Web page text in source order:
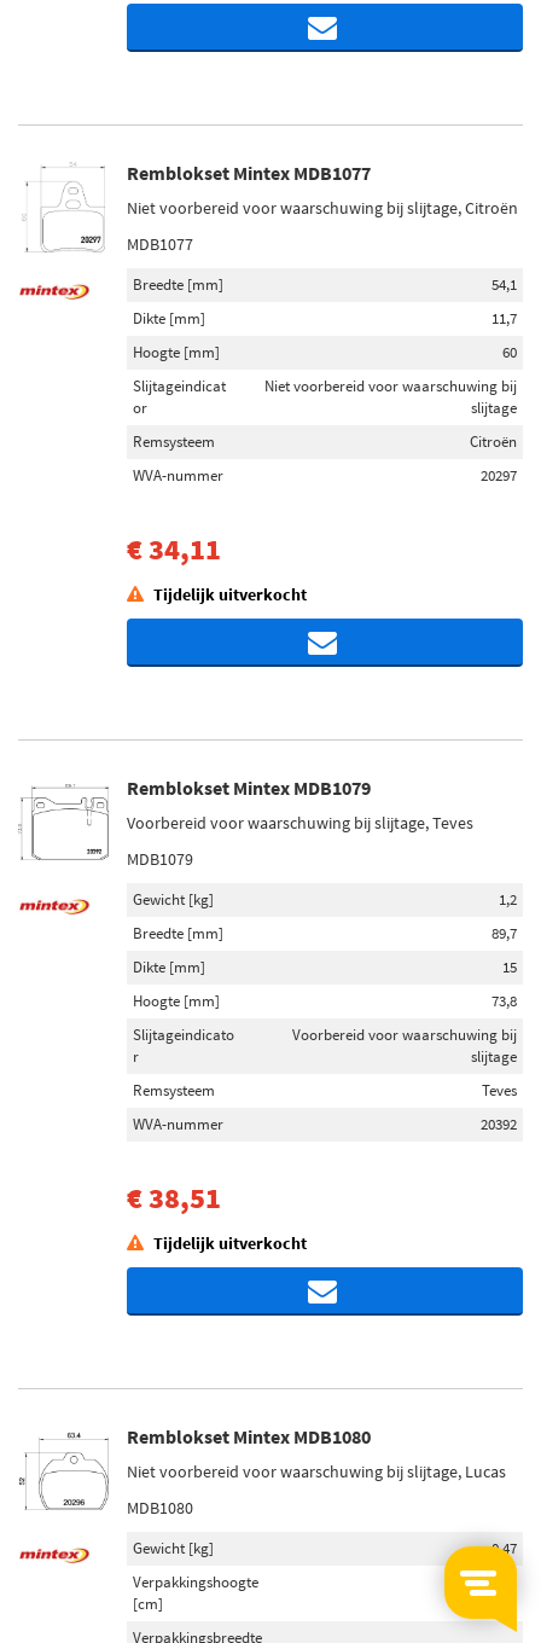
Remblokset Mintex MDB1077
Niet voorbereid voor waarschuwing bij slijtage, Citroën
MDB1077
Breedte [mm]
54,1
Dikte [mm]
11,7
Hoogte [mm]
60
Slijtageindicat
or
Niet voorbereid voor waarschuwing bij
slijtage
Remsysteem
Citroën
WVA-nummer
20297
€ 34,11
Tijdelijk uitverkocht
Remblokset Mintex MDB1079
Voorbereid voor waarschuwing bij slijtage, Teves
MDB1079
Gewicht [kg]
1,2
Breedte [mm]
89,7
Dikte [mm]
15
Hoogte [mm]
73,8
Slijtageindicato
r
Voorbereid voor waarschuwing bij
slijtage
Remsysteem
Teves
WVA-nummer
20392
€ 38,51
Tijdelijk uitverkocht
Remblokset Mintex MDB1080
Niet voorbereid voor waarschuwing bij slijtage, Lucas
MDB1080
Gewicht [kg]
0,47
Verpakkingshoogte
[cm]
Verpakkingsbreedte